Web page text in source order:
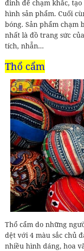
đinh để chạm khắc,
hình sản phẩm. Cuối
bóng. Sản phẩm chạm
nhất là đồ trang sức
tích, nhẫn...
Thổ cẩm
Thổ cẩm do những
dệt với 4 màu sắc chủ
nhiều hình dáng, hoa